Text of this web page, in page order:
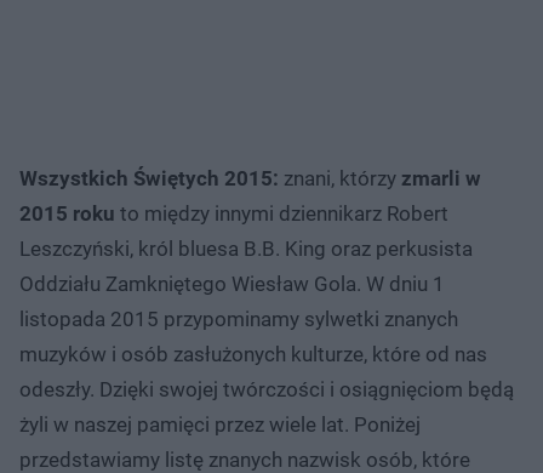
Wszystkich Świętych 2015: znani, którzy zmarli w
2015 roku to między innymi dziennikarz Robert
Leszczyński, król bluesa B.B. King oraz perkusista
Oddziału Zamkniętego Wiesław Gola. W dniu 1
listopada 2015 przypominamy sylwetki znanych
muzyków i osób zasłużonych kulturze, które od nas
odeszły. Dzięki swojej twórczości i osiągnięciom będą
żyli w naszej pamięci przez wiele lat. Poniżej
przedstawiamy listę znanych nazwisk osób, które